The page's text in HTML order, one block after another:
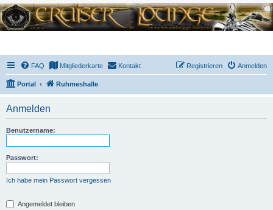
FAQ Mitgliederkarte Kontakt Anmelden
Registrieren
Portal Ruhmeshalle
Anmelden
Benutzername:
Passwort:
Ich habe mein Passwort vergessen
Angemeldet bleiben